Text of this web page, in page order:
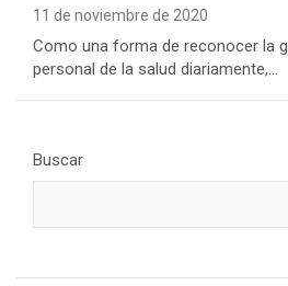
11 de noviembre de 2020
Como una forma de reconocer la
personal de la salud diariamente,…
Buscar